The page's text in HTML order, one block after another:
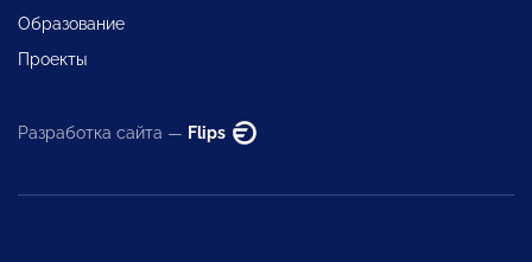
Образование
Проекты
Разработка сайта — Flips